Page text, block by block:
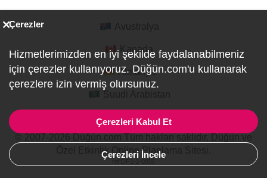
Kanada
Almanya
Özel Etkinlik Online Planlama Sitesi.
Çerezler
Hizmetlerimizden en iyi şekilde faydalanabilmeniz
için çerezler kullanıyoruz. Düğün.com'u kullanarak
çerezlere izin vermiş olursunuz.
Çerezleri Kabul Et
Çerezleri İncele